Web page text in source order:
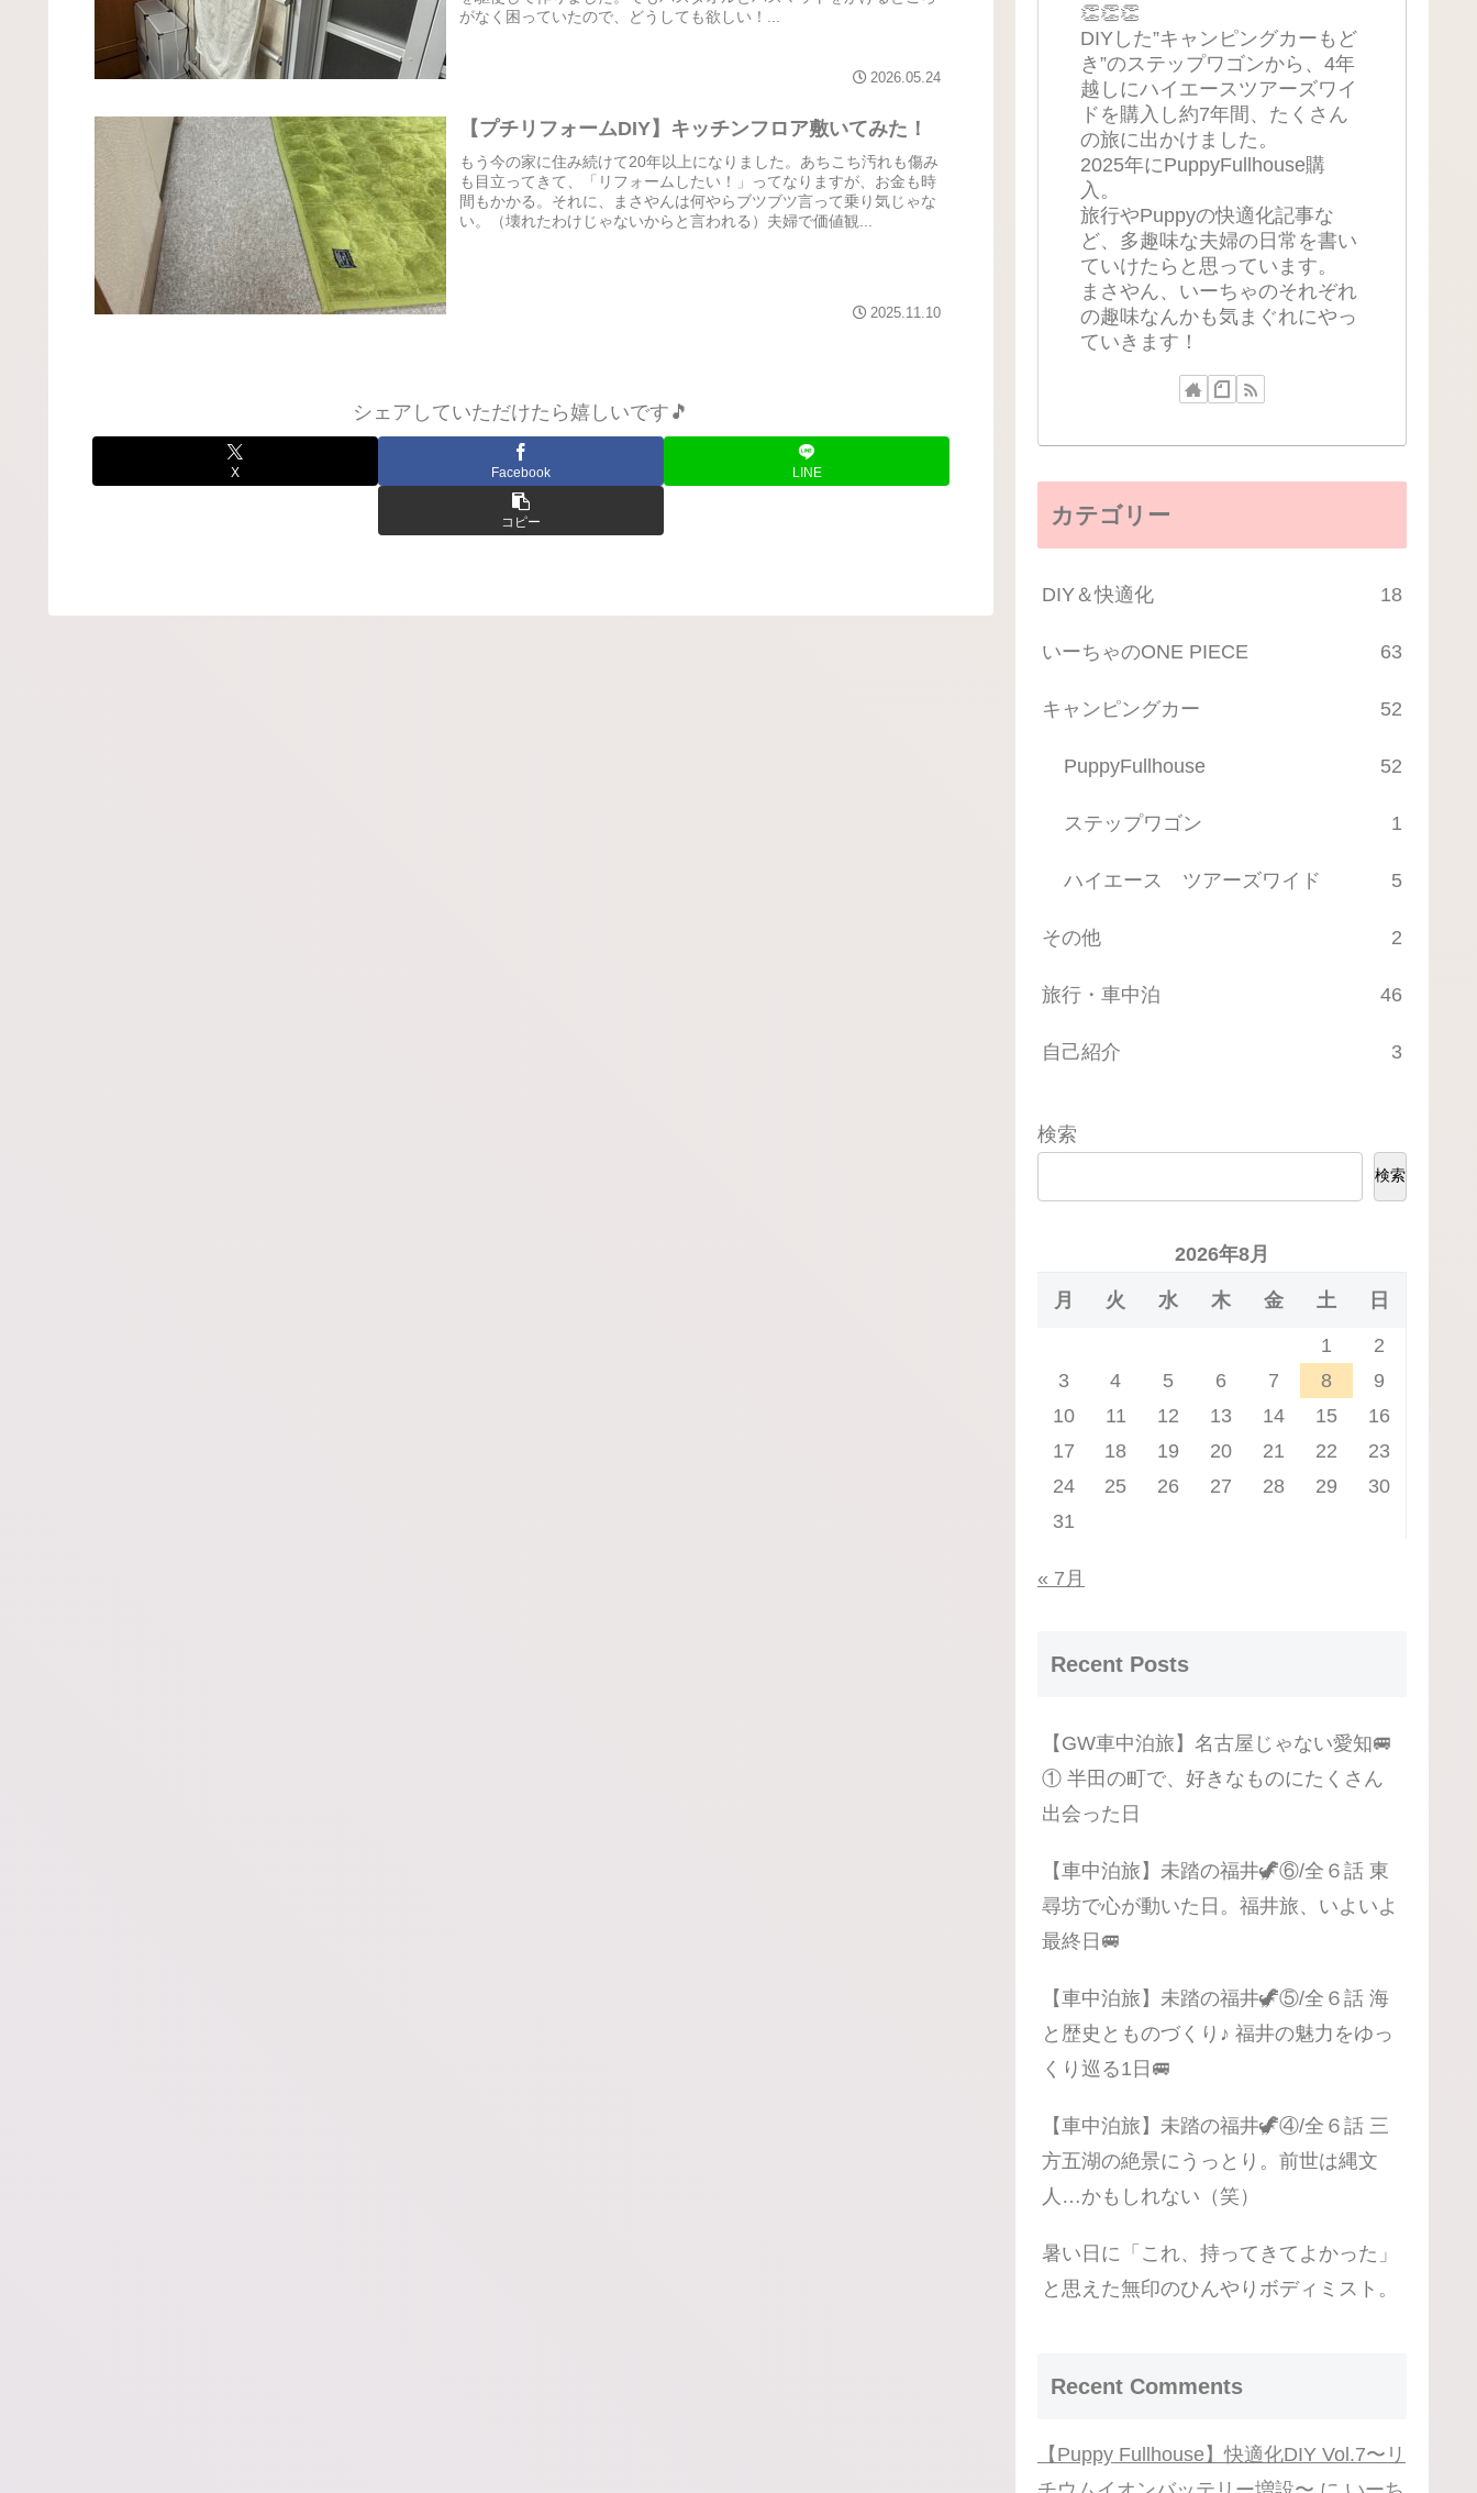
がなく困っていたので、どうしても欲しい！...
2026.05.24
【プチリフォームDIY】キッチンフロア敷いてみた！
もう今の家に住み続けて20年以上になりました。あちこち汚れも傷み
も目立ってきて、「リフォームしたい！」ってなりますが、お金も時
間もかかる。それに、まさやんは何やらブツブツ言って乗り気じゃな
い。（壊れたわけじゃないからと言われる）夫婦で価値観...
2025.11.10
シェアしていただけたら嬉しいです🎵
X Facebook LINE
コピー
👏👏👏
DIYした”キャンピングカーもど
き”のステップワゴンから、4年
越しにハイエースツアーズワイ
ドを購入し約7年間、たくさん
の旅に出かけました。
2025年にPuppyFullhouse購
入。
旅行やPuppyの快適化記事な
ど、多趣味な夫婦の日常を書い
ていけたらと思っています。
まさやん、いーちゃのそれぞれ
の趣味なんかも気まぐれにやっ
ていきます！
カテゴリー
DIY＆快適化 18
いーちゃのONE PIECE 63
キャンピングカー 52
PuppyFullhouse 52
ステップワゴン 1
ハイエース ツアーズワイド 5
その他 2
旅行・車中泊 46
自己紹介 3
検索
検索
2026年8月
月 火 水 木 金 土 日
1
2
3
4 5 6 7 8
9
10
11 12 13 14 15
16
17
18 19 20 21 22
23
24
25 26 27 28 29
30
31
« 7月
Recent Posts
【GW車中泊旅】名古屋じゃない愛知🚐
① 半田の町で、好きなものにたくさん
出会った日
【車中泊旅】未踏の福井🦖⑥/全６話 東
尋坊で心が動いた日。福井旅、いよいよ
最終日🚐
【車中泊旅】未踏の福井🦖⑤/全６話 海
と歴史とものづくり♪ 福井の魅力をゆっ
くり巡る1日🚐
【車中泊旅】未踏の福井🦖④/全６話 三
方五湖の絶景にうっとり。前世は縄文
人…かもしれない（笑）
暑い日に「これ、持ってきてよかった」
と思えた無印のひんやりボディミスト。
Recent Comments
【Puppy Fullhouse】快適化DIY Vol.7〜リ